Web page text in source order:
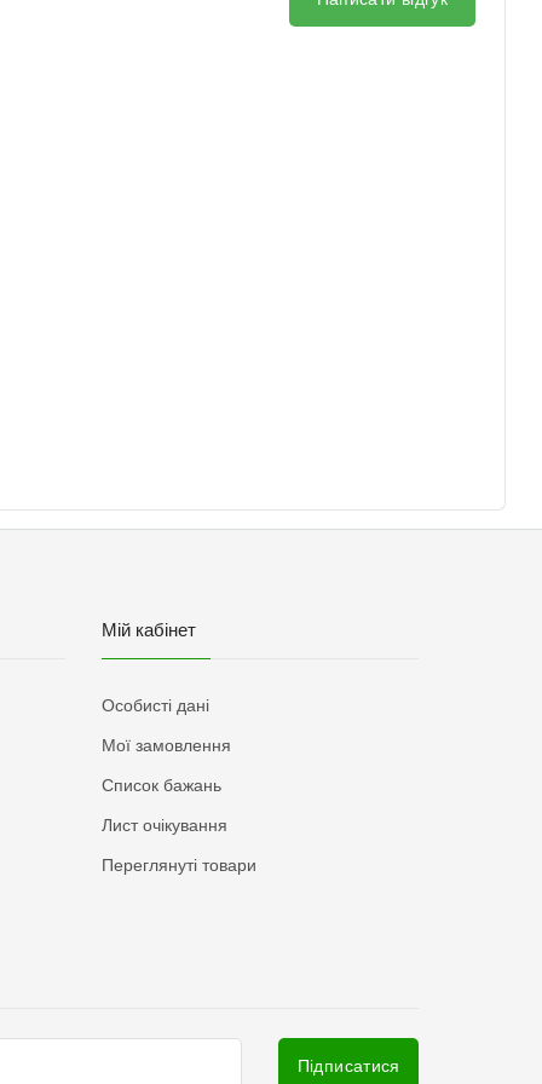
Мій кабінет
Особисті дані
Мої замовлення
Список бажань
Лист очікування
Переглянуті товари
Підписатися